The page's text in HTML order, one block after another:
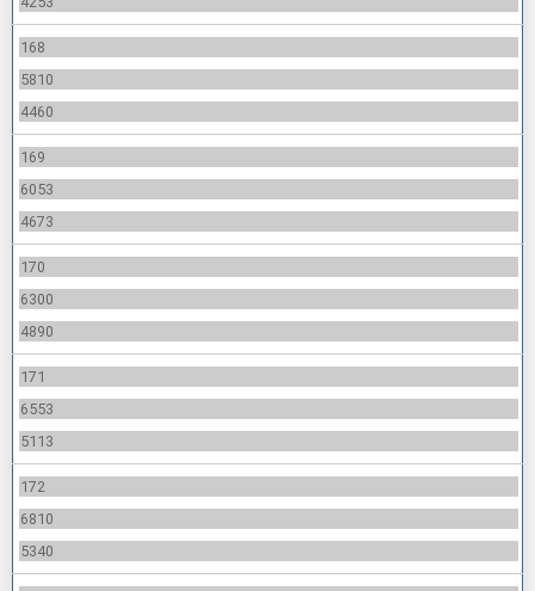
168
5810
4460
169
6053
4673
170
6300
4890
171
6553
5113
172
6810
5340